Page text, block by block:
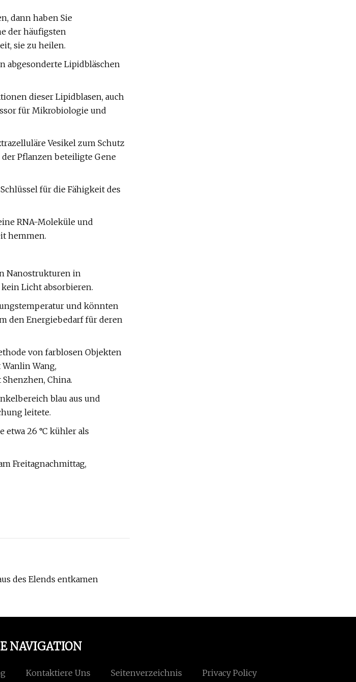
dann haben Sie
der häufigsten
sie zu heilen.
abgesonderte Lipidbläschen
dieser Lipidblasen, auch
für Mikrobiologie und
Vesikel zum Schutz
Pflanzen beteiligte Gene
für die Fähigkeit des
RNA-Moleküle und
hemmen.
Nanostrukturen in
Licht absorbieren.
und könnten
den Energiebedarf für deren
von farblosen Objekten
Wang,
China.
blau aus und
leitete.
etwa 26 °C kühler als
Freitagnachmittag,
des Elends entkamen
NAVIGATION
Kontaktiere Uns Seitenverzeichnis Privacy Policy